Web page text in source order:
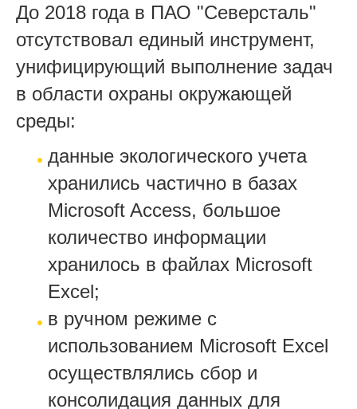
До 2018 года в ПАО "Северсталь"
отсутствовал единый инструмент,
унифицирующий выполнение задач
в области охраны окружающей
среды:
данные экологического учета
хранились частично в базах
Microsoft Access, большое
количество информации
хранилось в файлах Microsoft
Excel;
в ручном режиме с
использованием Microsoft Excel
осуществлялись сбор и
консолидация данных для